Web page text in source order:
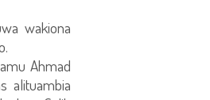
wakiona
Ahmad
alituambia